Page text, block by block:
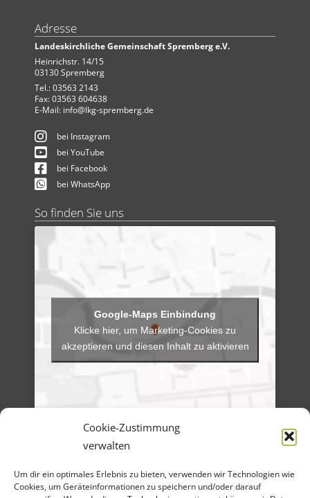
Cookie-Zustimmung
verwalten
Um dir ein optimales Erlebnis zu bieten, verwenden wir Technologien wie
Cookies, um Geräteinformationen zu speichern und/oder darauf
Adresse
Landeskirchliche Gemeinschaft Spremberg e.V.
Heinrichstr. 14/15
03130 Spremberg
Tel.: 03563 2143
Fax: 03563 604638
E-Mail: info@lkg-spremberg.de
bei Instagram
bei YouTube
bei Facebook
bei WhatsApp
So finden Sie uns
Klicke hier, um Marketing-Cookies zu
akzeptieren und diesen Inhalt zu aktivieren
Artikel-Archiv
Veranstaltungen